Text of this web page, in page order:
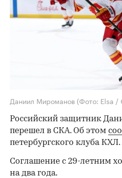
Даниил Мироманов (Фото: Elsa /
Российский защитник
перешел в СКА. Об этом
петербургского клуба КХЛ.
Соглашение с 29-летним
на два года.